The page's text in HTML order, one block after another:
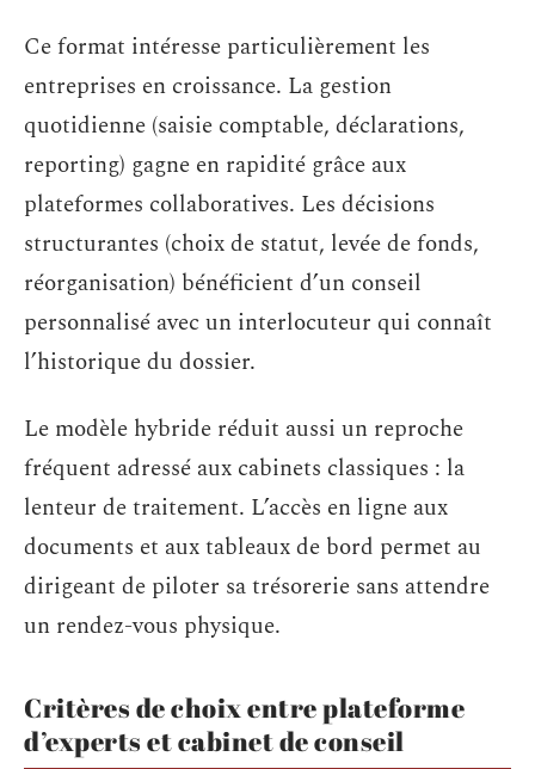
Ce format intéresse particulièrement les
entreprises en croissance. La gestion
quotidienne (saisie comptable, déclarations,
reporting) gagne en rapidité grâce aux
plateformes collaboratives. Les décisions
structurantes (choix de statut, levée de fonds,
réorganisation) bénéficient d’un conseil
personnalisé avec un interlocuteur qui connaît
l’historique du dossier.
Le modèle hybride réduit aussi un reproche
fréquent adressé aux cabinets classiques : la
lenteur de traitement. L’accès en ligne aux
documents et aux tableaux de bord permet au
dirigeant de piloter sa trésorerie sans attendre
un rendez-vous physique.
Critères de choix entre plateforme
d’experts et cabinet de conseil